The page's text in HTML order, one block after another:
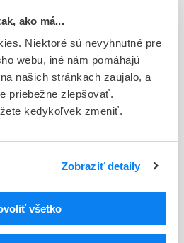
ako má...
Niektoré sú nevyhnutné pre
webu, iné nám pomáhajú
našich stránkach zaujalo, a
priebežne zlepšovať.
kedykoľvek zmeniť.
Zobraziť detaily
všetko
platnosti